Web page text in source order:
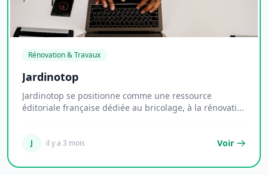
Rénovation & Travaux
Jardinotop
Jardinotop se positionne comme une ressource
éditoriale française dédiée au bricolage, à la rénovati...
J il y a 3 mois Voir